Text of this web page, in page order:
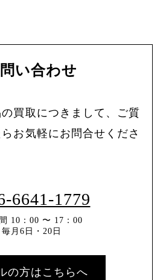
い合わせ
買取につきまして、ご質
お気軽にお問合せくださ
6641-1779
10：00 〜 17：00
月6日・20日
の方はこちらへ